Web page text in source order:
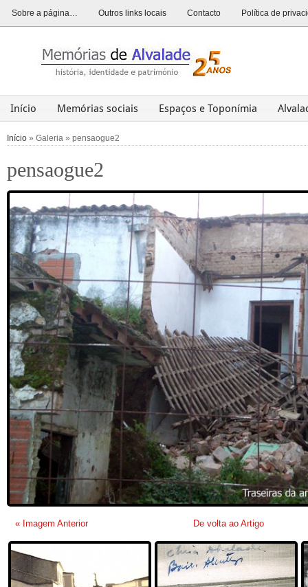
Sobre a página… Outros links locais Contacto Política de
Início Memórias sociais Espaços e Toponímia
Alvalade
Opinião
Início » Galeria » pensaogue2
pensaogue2
« Imagem Anterior De volta ao Artigo